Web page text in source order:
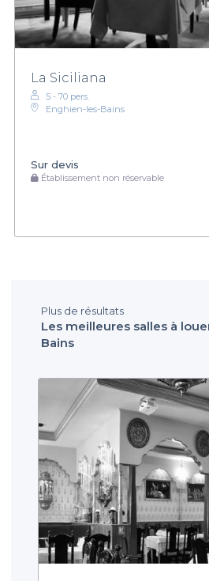
La Siciliana
5 - 70 pers.
Enghien-les-Bains
Sur devis
Établissement non réservable
Plus de résultats
Les meilleures salles à
Bains